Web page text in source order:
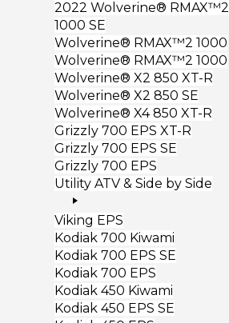
2022 Wolverine® RMAX™2
1000 SE
Wolverine® RMAX™2 1000
Wolverine® RMAX™2 1000
Wolverine® X2 850 XT-R
Wolverine® X2 850 SE
Wolverine® X4 850 XT-R
Grizzly 700 EPS XT-R
Grizzly 700 EPS SE
Grizzly 700 EPS
Utility ATV & Side by Side
Viking EPS
Kodiak 700 Kiwami
Kodiak 700 EPS SE
Kodiak 700 EPS
Kodiak 450 Kiwami
Kodiak 450 EPS SE